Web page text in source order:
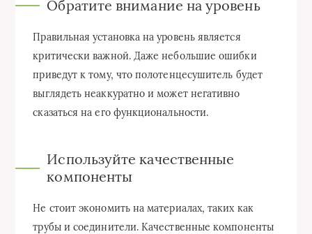
Обратите внимание на уровень
Правильная установка на уровень является
критически важной. Даже небольшие ошибки
приведут к тому, что полотенцесушитель будет
выглядеть неаккуратно и может негативно
сказаться на его функциональности.
Используйте качественные
компоненты
Не стоит экономить на материалах, таких как
трубы и соединители. Качественные компоненты